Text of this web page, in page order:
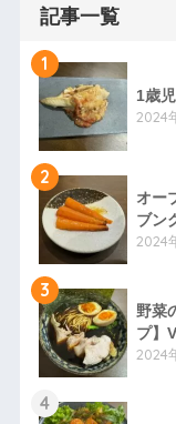
記事一覧
1
1歳
2024
2
オー
ブン
2024
3
野菜
プ】
2024
4